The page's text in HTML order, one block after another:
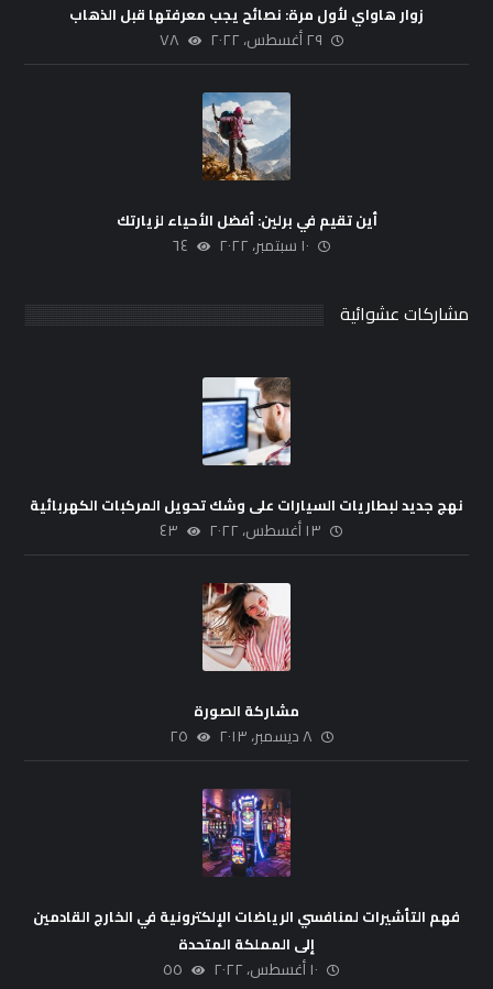
زوار هاواي لأول مرة: نصائح يجب معرفتها قبل الذهاب
٢٩ أغسطس، ٢٠٢٢ ٧٨
أين تقيم في برلين: أفضل الأحياء لزيارتك
١٠ سبتمبر، ٢٠٢٢ ٦٤
مشاركات عشوائية
نهج جديد لبطاريات السيارات على وشك تحويل المركبات الكهربائية
١٣ أغسطس، ٢٠٢٢ ٤٣
مشاركة الصورة
٨ ديسمبر، ٢٠١٣ ٢٥
فهم التأشيرات لمنافسي الرياضات الإلكترونية في الخارج القادمين
إلى المملكة المتحدة
١٠ أغسطس، ٢٠٢٢ ٥٥